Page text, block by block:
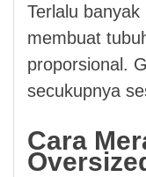
Terlalu
membuat
proporsional.
secukupnya
Cara